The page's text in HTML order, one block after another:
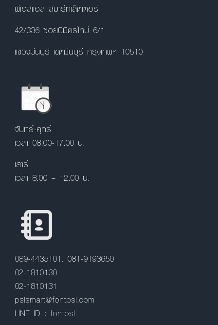
พีเอสแอล สมาร์ทเล็ตเตอร์
42/336 ซอยนิมิตรใหม่ 6/1
แขวงมีนบุรี เขตมีนบุรี กรุงเทพฯ 10510
จันทร์-ศุกร์
เวลา 08.00-17.00 น.
เสาร์
เวลา 8.00 – 12.00 น.
089-4435101, 081-9193650
02-1810130
02-1810131
pslsmart@fontpsl.com
LINE ID : fontpsl